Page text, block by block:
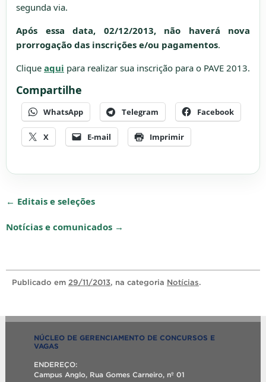
segunda via.
Após essa data, 02/12/2013, não haverá nova
prorrogação das inscrições e/ou pagamentos.
Clique aqui para realizar sua inscrição para o PAVE 2013.
Compartilhe
WhatsApp Telegram Facebook
X E-mail Imprimir
← Editais e seleções
Notícias e comunicados →
Publicado em 29/11/2013, na categoria Notícias.
NÚCLEO DE GERENCIAMENTO DE CONCURSOS E
VAGAS
ENDEREÇO:
Campus Anglo, Rua Gomes Carneiro, nº 01